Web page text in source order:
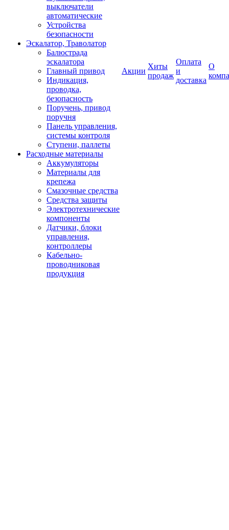
выключатели
автоматические
Устройства
безопасности
Эскалатор, Траволатор
Балюстрада
эскалатора
Главный привод
Индикация,
проводка,
безопасность
Поручень, привод
поручня
Панель управления,
системы контроля
Ступени, паллеты
Расходные материалы
Аккумуляторы
Материалы для
крепежа
Смазочные средства
Средства защиты
Электротехнические
компоненты
Датчики, блоки
управления,
контроллеры
Кабельно-
проводниковая
продукция
Акции
Хиты
продаж
Оплата
и
доставка
О